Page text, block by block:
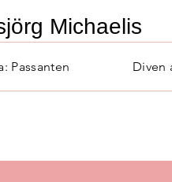
Michaelis
Passanten Diven